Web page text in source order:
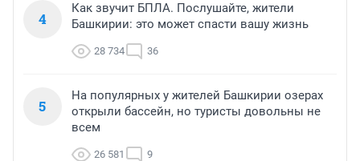
4
Как звучит БПЛА. Послушайте, жители
Башкирии: это может спасти вашу жизнь
28 734 36
5
На популярных у жителей Башкирии озерах
открыли бассейн, но туристы довольны не
всем
26 581 9